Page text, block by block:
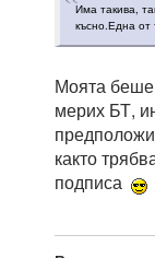
Има такива,
късно.Една от
Моята беше
мерих БТ,
както
подписа